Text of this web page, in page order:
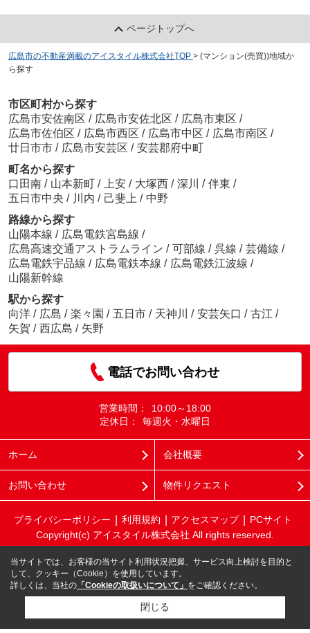
ページトップへ
広島市の不動産満載のアイスタイル株式会社TOP > (マンション(売買))地域か
ら探す
市区町村から探す
広島市安佐南区 / 広島市安佐北区 / 広島市東区 /
広島市佐伯区 / 広島市西区 / 広島市中区 / 広島市南区 /
廿日市市 / 広島市安芸区 / 安芸郡府中町
町名から探す
口田南 / 山本新町 / 上安 / 大塚西 / 深川 / 伴東 /
五日市中央 / 川内 / 己斐上 / 中野
路線から探す
山陽本線 / 広島電鉄宮島線 /
広島高速交通アストラムライン / 可部線 / 呉線 / 芸備線 /
広島電鉄宇品線 / 広島電鉄本線 / 広島電鉄江波線 /
山陽新幹線
駅から探す
向洋 / 広島 / 楽々園 / 五日市 / 天神川 / 安芸矢口 / 古江 /
矢賀 / 西広島 / 矢野
電話でお問い合わせ
営業時間：
10:00～18:00
定休日：
毎週火・水曜日
ホーム 会社概要
お問い合わせ 物件リクエスト
プライバシーポリシー 利用規約 アクセスマップ
PCサイト
Copyright(c) アイスタイル株式会社 All rights reserved.
当サイトでは、お客様の当サイト利用状況把握、サービス向上検討を目的と
して、クッキー（Cookie）を使用しています。
詳しくは、当社の 「Cookieの取扱いについて」 をご確認ください。
閉じる